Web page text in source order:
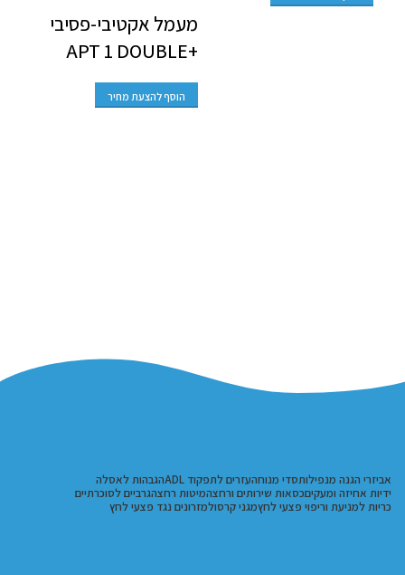
מעמל אקטיבי-פסיבי
+APT 1 DOUBLE
הוסף להצעת מחיר
אביזרי הגנה מנפילותסדי מנוחהעזרים לתפקוד ADL
הגבהות לאסלה
ידיות אחיזה ומעקיםכסאות שירותים ורחצהמיטות רחצהגרביים לסוכרתיים
כריות למניעת וריפוי פצעי לחץמגני קרסולמזרונים נגד פצעי לחץ